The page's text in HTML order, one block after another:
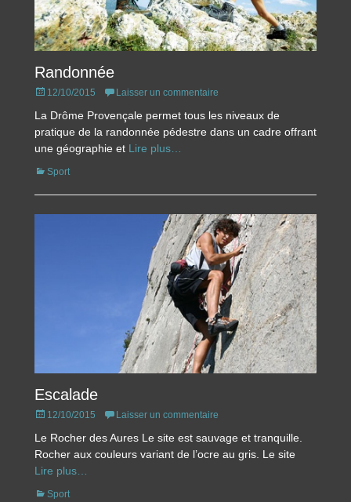
Randonnée
Posted
12/10/2015 Laisser un commentaire
La Drôme Provençale permet tous les niveaux de
pratique de la randonnée pédestre dans un cadre offrant
une géographie et Lire plus…
Catégories
Sport
Escalade
Posted
12/10/2015 Laisser un commentaire
Le Rocher des Aures Le site est sauvage et tranquille.
Rocher aux couleurs variant de l’ocre au gris. Le site
Lire plus…
Catégories
Sport